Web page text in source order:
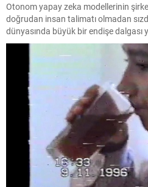
Otonom yapay zeka modellerinin
doğrudan insan talimatı olmadan
dünyasında büyük bir endişe dalgası